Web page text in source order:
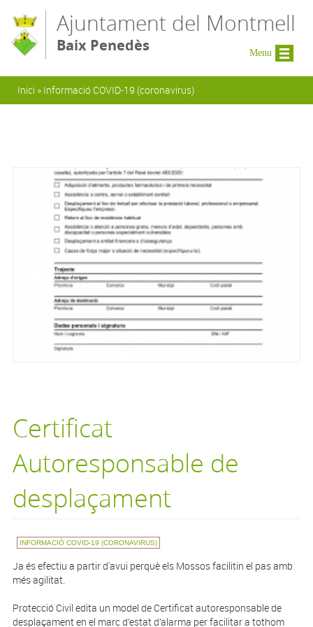
Ajuntament del Montmell
Baix Penedès
Esteu aquí
Inici » Informació COVID-19 (coronavirus)
Certificat
Autoresponsable de
desplaçament
INFORMACIÓ COVID-19 (CORONAVIRUS)
Ja és efectiu a partir d'avui perquè els Mossos facilitin el pas amb
més agilitat.
Protecció Civil edita un model de Certificat autoresponsable de
desplaçament en el marc d’estat d’alarma per facilitar a tothom
Menu